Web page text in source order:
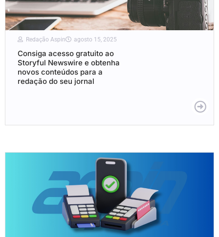
Redação Aspin agosto 15, 2025
Consiga acesso gratuito ao
Storyful Newswire e obtenha
novos conteúdos para a
redação do seu jornal